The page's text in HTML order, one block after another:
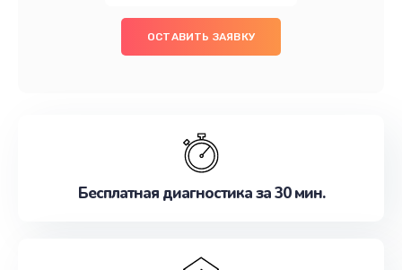
ОСТАВИТЬ ЗАЯВКУ
Бесплатная диагностика за 30 мин.